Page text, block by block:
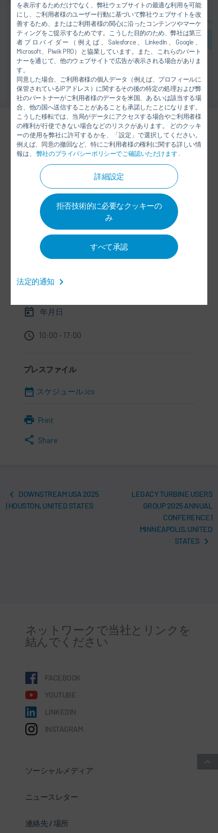
を表示するためだけでなく、弊社ウェブサイトの最適な利用を可能
にし、ご利用者様のユーザー行動に基づいて弊社ウェブサイトを改
善するため、またはご利用者様の関心に沿ったコンテンツやマーケ
ティングをご提示するためです。こうした目的のため、弊社は第三
者プロバイダー（例えば、Salesforce、LinkedIn、Google、
Microsoft、Piwik PRO）と協業しています。また、これらのパート
ナーを通じて、他のウェブサイトで広告が表示される場合がありま
す。
同意した場合、ご利用者様の個人データ（例えば、プロフィールに
保管されているIPアドレス）に関するその後の特定の処理および弊
社のパートナーがご利用者様のデータを米国、あるいは該当する場
合、他の国へ送信することがあることも承諾したことになります。
こうした移転では、当局がデータにアクセスする場合やご利用者様
の権利が行使できない場合などのリスクがあります。 どのクッキ
ーの使用を弊社に許可するかを、「設定」で選択してください。
例えば、同意の撤回など、特にご利用者様の権利に関する詳しい情
報は、 弊社のプライバシーポリシーでご確認いただけます .
詳細設定
拒否技術的に必要なクッキーの
み
すべて承認
法定的通知
同意する
Marc Furmannek
SALES
+49 7142 78-0
sales@durr.com
Dürr Systems AG
Carl-Benz-Str. 34
74321 Bietigheim-Bissingen
ドイツ
年月日
10:00 - 17:00
プレスファイル
スケジュール.ics
Print
Share
DOWNSTREAM USA 2025
| HOUSTON, UNITED STATES
LEGACY TURBINE USERS
GROUP 2025 ANNUAL
CONFERENCE |
MINNEAPOLIS, UNITED
STATES
ネットワークで当社とリンクを
結んでください
FACEBOOK
YOUTUBE
LINKEDIN
INSTAGRAM
ソーシャルメディア
ニュースレター
連絡先 / 場所